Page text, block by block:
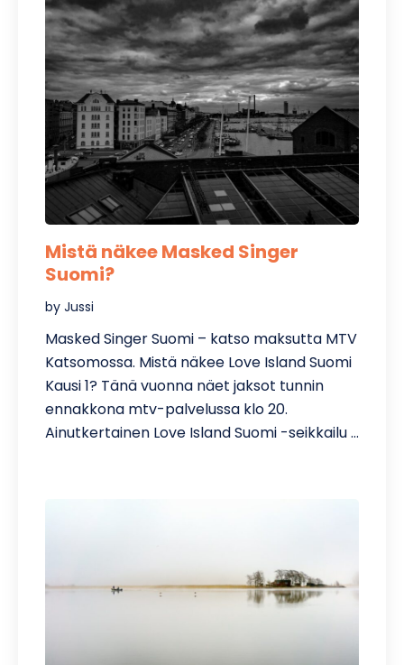
Mistä näkee Masked Singer
Suomi?
by Jussi
Masked Singer Suomi – katso maksutta MTV
Katsomossa. Mistä näkee Love Island Suomi
Kausi 1? Tänä vuonna näet jaksot tunnin
ennakkona mtv-palvelussa klo 20.
Ainutkertainen Love Island Suomi -seikkailu …